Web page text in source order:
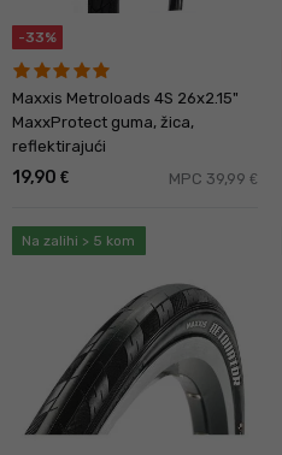
-33%
Maxxis Metroloads 4S 26x2.15"
MaxxProtect guma, žica,
reflektirajući
19,90 € MPC 39,99 €
Na zalihi > 5 kom